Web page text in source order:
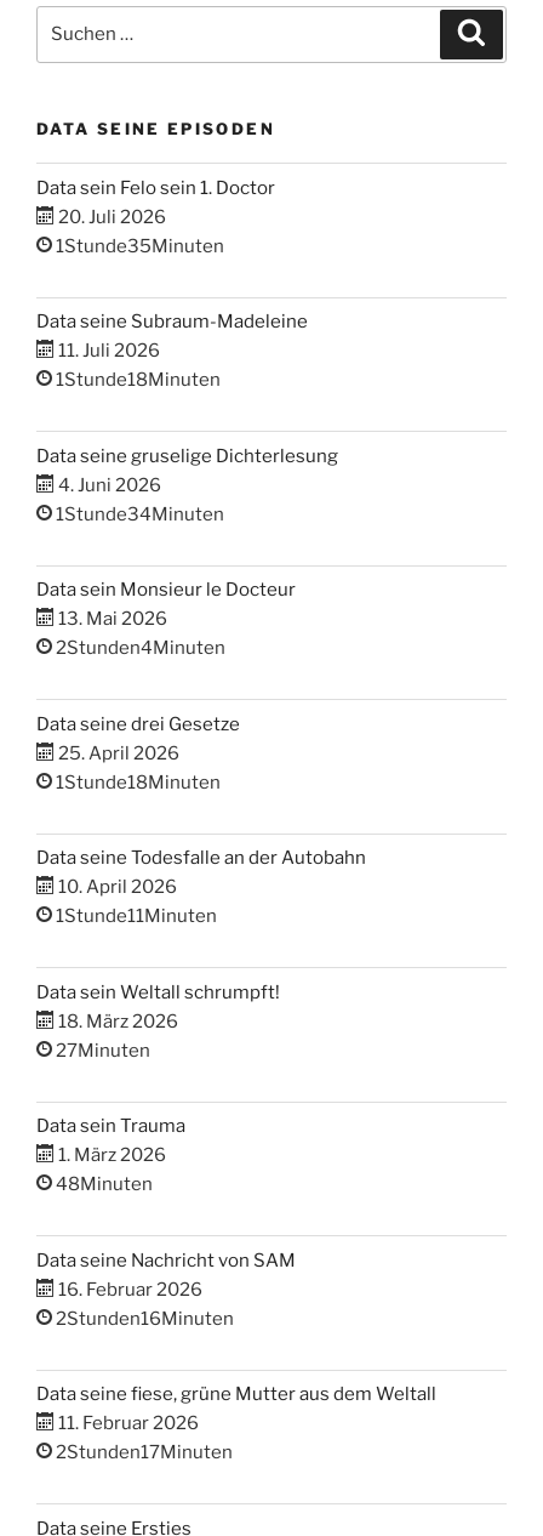
nach:
DATA SEINE EPISODEN
Data sein Felo sein 1. Doctor
20. Juli 2026
1Stunde35Minuten
Data seine Subraum-Madeleine
11. Juli 2026
1Stunde18Minuten
Data seine gruselige Dichterlesung
4. Juni 2026
1Stunde34Minuten
Data sein Monsieur le Docteur
13. Mai 2026
2Stunden4Minuten
Data seine drei Gesetze
25. April 2026
1Stunde18Minuten
Data seine Todesfalle an der Autobahn
10. April 2026
1Stunde11Minuten
Data sein Weltall schrumpft!
18. März 2026
27Minuten
Data sein Trauma
1. März 2026
48Minuten
Data seine Nachricht von SAM
16. Februar 2026
2Stunden16Minuten
Data seine fiese, grüne Mutter aus dem Weltall
11. Februar 2026
2Stunden17Minuten
Data seine Ersties